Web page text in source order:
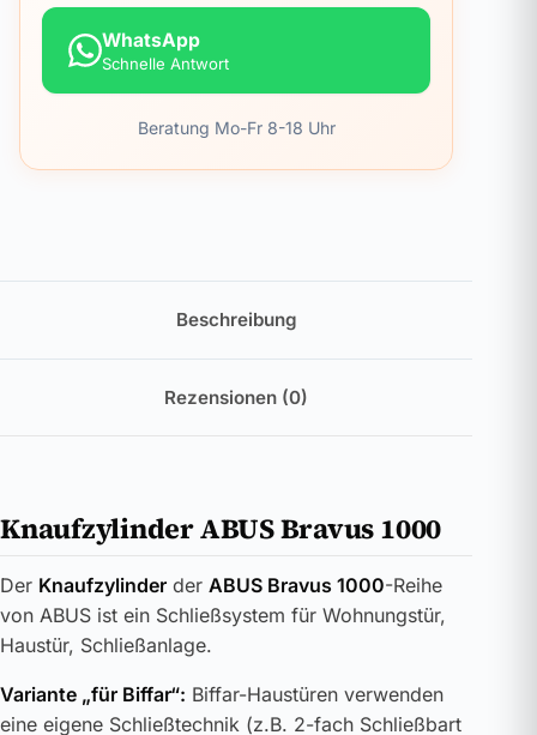
WhatsApp
Schnelle Antwort
Beratung Mo-Fr 8-18 Uhr
Beschreibung
Rezensionen (0)
Knaufzylinder ABUS Bravus 1000
Der Knaufzylinder der ABUS Bravus 1000-Reihe
von ABUS ist ein Schließsystem für Wohnungstür,
Haustür, Schließanlage.
Variante „für Biffar“: Biffar-Haustüren verwenden
eine eigene Schließtechnik (z.B. 2-fach Schließbart